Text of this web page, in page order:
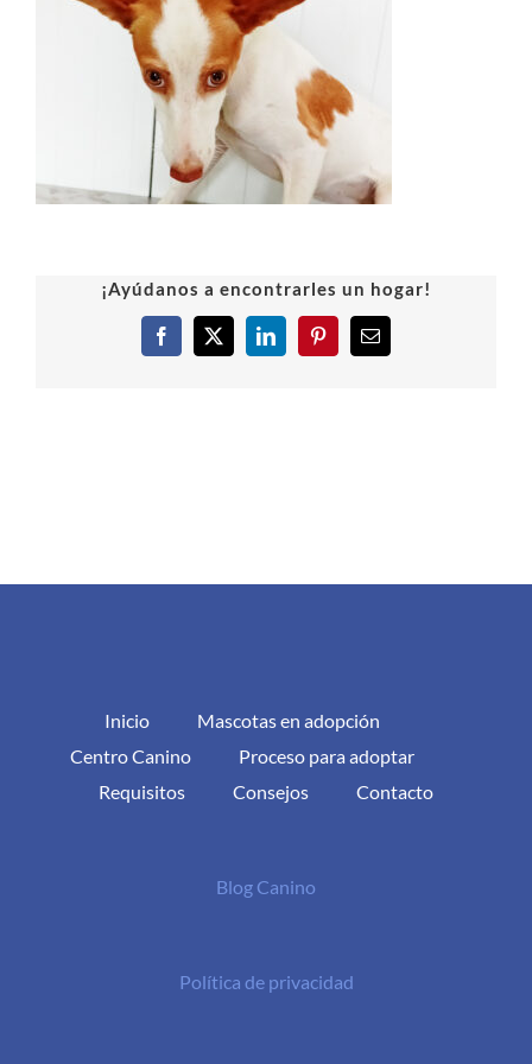
¡Ayúdanos a encontrarles un hogar!
Facebook
X LinkedInPinterestCorreo
Inicio
Mascotas en adopción
Centro Canino
Proceso para adoptar
Requisitos
Consejos Contacto
Blog Canino
Política de privacidad